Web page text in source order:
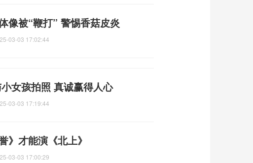
像被“鞭打” 警惕香菇皮炎
03-03 17:02:44
女孩拍照 真诚赢得人心
03-03 17:19:44
》才能演《北上》
03-03 17:00:29